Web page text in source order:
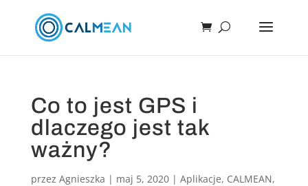
Co to jest GPS i
dlaczego jest tak
ważny?
przez Agnieszka | maj 5, 2020| Aplikacje, CALMEAN,